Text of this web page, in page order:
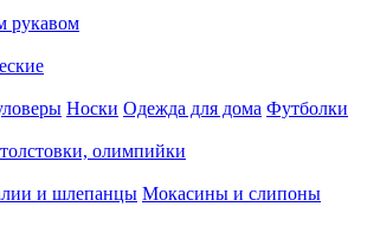
рукавом
Носки Одежда для дома Футболки
олимпийки
и шлепанцы Мокасины и слипоны